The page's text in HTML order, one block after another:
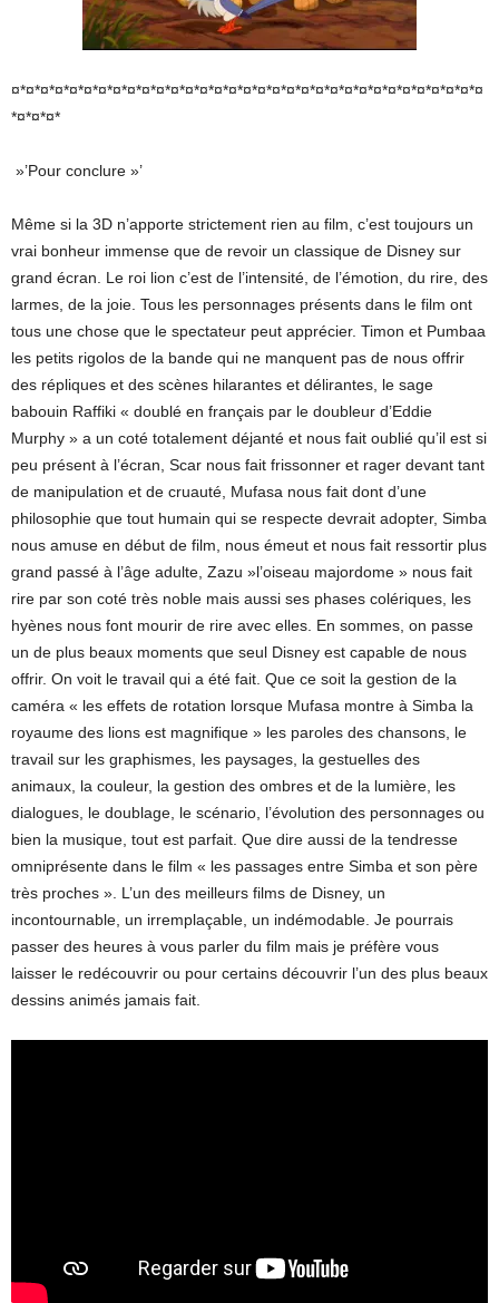
¤*¤*¤*¤*¤*¤*¤*¤*¤*¤*¤*¤*¤*¤*¤*¤*¤*¤*¤*¤*¤*¤*¤*¤*¤*¤*¤*¤*¤*¤*¤*¤*¤
*¤*¤*¤*
»’Pour conclure »’
Même si la 3D n’apporte strictement rien au film, c’est toujours un
vrai bonheur immense que de revoir un classique de Disney sur
grand écran. Le roi lion c’est de l’intensité, de l’émotion, du rire, des
larmes, de la joie. Tous les personnages présents dans le film ont
tous une chose que le spectateur peut apprécier. Timon et Pumbaa
les petits rigolos de la bande qui ne manquent pas de nous offrir
des répliques et des scènes hilarantes et délirantes, le sage
babouin Raffiki « doublé en français par le doubleur d’Eddie
Murphy » a un coté totalement déjanté et nous fait oublié qu’il est si
peu présent à l’écran, Scar nous fait frissonner et rager devant tant
de manipulation et de cruauté, Mufasa nous fait dont d’une
philosophie que tout humain qui se respecte devrait adopter, Simba
nous amuse en début de film, nous émeut et nous fait ressortir plus
grand passé à l’âge adulte, Zazu »l’oiseau majordome » nous fait
rire par son coté très noble mais aussi ses phases colériques, les
hyènes nous font mourir de rire avec elles. En sommes, on passe
un de plus beaux moments que seul Disney est capable de nous
offrir. On voit le travail qui a été fait. Que ce soit la gestion de la
caméra « les effets de rotation lorsque Mufasa montre à Simba la
royaume des lions est magnifique » les paroles des chansons, le
travail sur les graphismes, les paysages, la gestuelles des
animaux, la couleur, la gestion des ombres et de la lumière, les
dialogues, le doublage, le scénario, l’évolution des personnages ou
bien la musique, tout est parfait. Que dire aussi de la tendresse
omniprésente dans le film « les passages entre Simba et son père
très proches ». L’un des meilleurs films de Disney, un
incontournable, un irremplaçable, un indémodable. Je pourrais
passer des heures à vous parler du film mais je préfère vous
laisser le redécouvrir ou pour certains découvrir l’un des plus beaux
dessins animés jamais fait.